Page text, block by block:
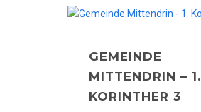
GEMEINDE
MITTENDRIN – 1.
KORINTHER 3